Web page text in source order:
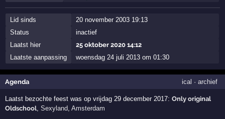
Lid sinds
20 november 2003 19:13
Status
inactief
Laatst hier
25 oktober 2020 14:12
Laatste aanpassing
woensdag 24 juli 2013 om 01:30
Agenda ical · archief
Laatst bezochte feest was op vrijdag 29 december 2017:Only original
Oldschool,Sexyland,Amsterdam